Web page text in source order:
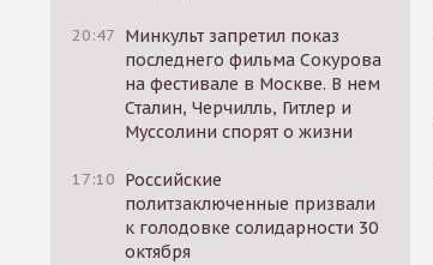
20:47 Минкульт запретил показ
последнего фильма Сокурова
на фестивале в Москве. В нем
Сталин, Черчилль, Гитлер и
Муссолини спорят о жизни
17:10 Российские
политзаключенные призвали
к голодовке солидарности 30
октября